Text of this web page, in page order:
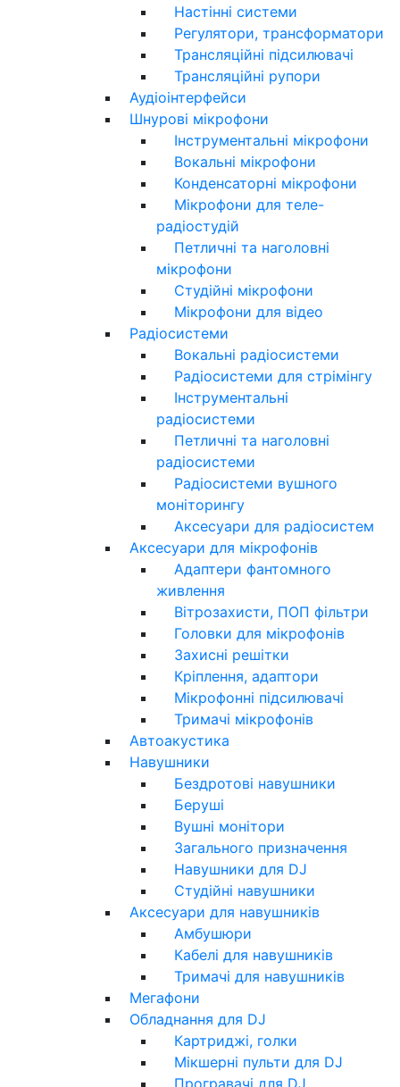
Настінні системи
Регулятори, трансформатори
Трансляційні підсилювачі
Трансляційні рупори
Аудіоінтерфейси
Шнурові мікрофони
Інструментальні мікрофони
Вокальні мікрофони
Конденсаторні мікрофони
Мікрофони для теле-
радіостудій
Петличні та наголовні
мікрофони
Студійні мікрофони
Мікрофони для відео
Радіосистеми
Вокальні радіосистеми
Радіосистеми для стрімінгу
Інструментальні
радіосистеми
Петличні та наголовні
радіосистеми
Радіосистеми вушного
моніторингу
Аксесуари для радіосистем
Аксесуари для мікрофонів
Адаптери фантомного
живлення
Вітрозахисти, ПОП фільтри
Головки для мікрофонів
Захисні решітки
Кріплення, адаптори
Мікрофонні підсилювачі
Тримачі мікрофонів
Автоакустика
Навушники
Бездротові навушники
Беруші
Вушні монітори
Загального призначення
Навушники для DJ
Студійні навушники
Аксесуари для навушників
Амбушюри
Кабелі для навушників
Тримачі для навушників
Мегафони
Обладнання для DJ
Картриджі, голки
Мікшерні пульти для DJ
Програвачі для DJ